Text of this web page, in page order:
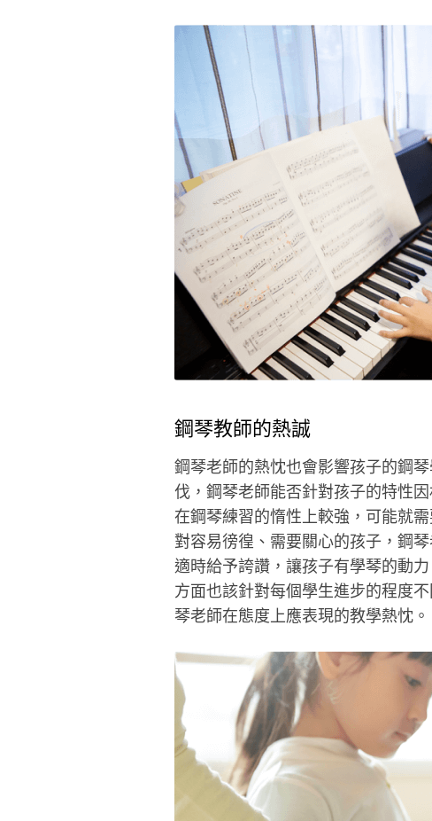
鋼琴教師的熱誠
鋼琴老師的熱忱也會影響孩子的鋼
伐，鋼琴老師能否針對孩子的特性
在鋼琴練習的惰性上較強，可能就
對容易徬徨、需要關心的孩子，鋼
適時給予誇讚，讓孩子有學琴的動
方面也該針對每個學生進步的程度
琴老師在態度上應表現的教學熱忱。